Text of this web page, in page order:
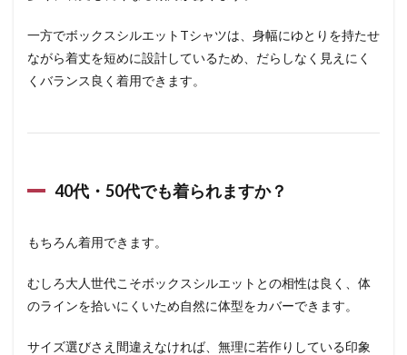
一方でボックスシルエットTシャツは、身幅にゆとりを持たせ
ながら着丈を短めに設計しているため、だらしなく見えにく
くバランス良く着用できます。
40代・50代でも着られますか？
もちろん着用できます。
むしろ大人世代こそボックスシルエットとの相性は良く、体
のラインを拾いにくいため自然に体型をカバーできます。
サイズ選びさえ間違えなければ、無理に若作りしている印象